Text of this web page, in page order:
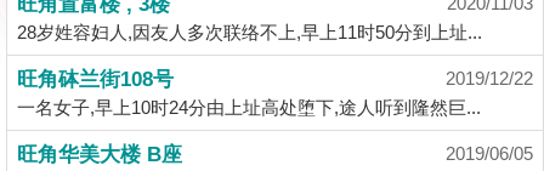
宅
谷
按
揭
28岁姓容妇人,因友人多次联络不上,早上11时50分到上址...
旺角砵兰街108号
2019/12/22
一名女子,早上10时24分由上址高处堕下,途人听到隆然巨...
旺角华美大楼 B座
2019/06/05